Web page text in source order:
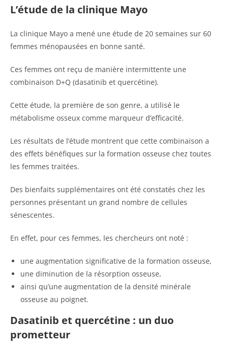
L’étude de la clinique Mayo
La clinique Mayo a mené une étude de 20 semaines sur 60
femmes ménopausées en bonne santé.
Ces femmes ont reçu de manière intermittente une
combinaison D+Q (dasatinib et quercétine).
Cette étude, la première de son genre, a utilisé le
métabolisme osseux comme marqueur d’efficacité.
Les résultats de l’étude montrent que cette combinaison a
des effets bénéfiques sur la formation osseuse chez toutes
les femmes traitées.
Des bienfaits supplémentaires ont été constatés chez les
personnes présentant un grand nombre de cellules
sénescentes.
En effet, pour ces femmes, les chercheurs ont noté :
une augmentation significative de la formation osseuse,
une diminution de la résorption osseuse,
ainsi qu’une augmentation de la densité minérale
osseuse au poignet.
Dasatinib et quercétine : un duo
prometteur